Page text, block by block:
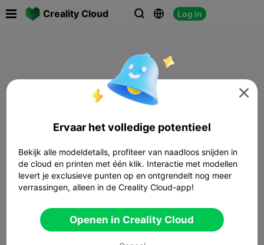
Creality Cloud   Log in

Ervaar het volledige potentieel
Bekijk alle modeldetails, profiteer van naadloos snijden in
de cloud en printen met één klik. Interactie met modellen
levert je exclusieve punten op en ontgrendelt nog meer
verrassingen, alleen in de Creality Cloud-app!
Openen in Creality Cloud